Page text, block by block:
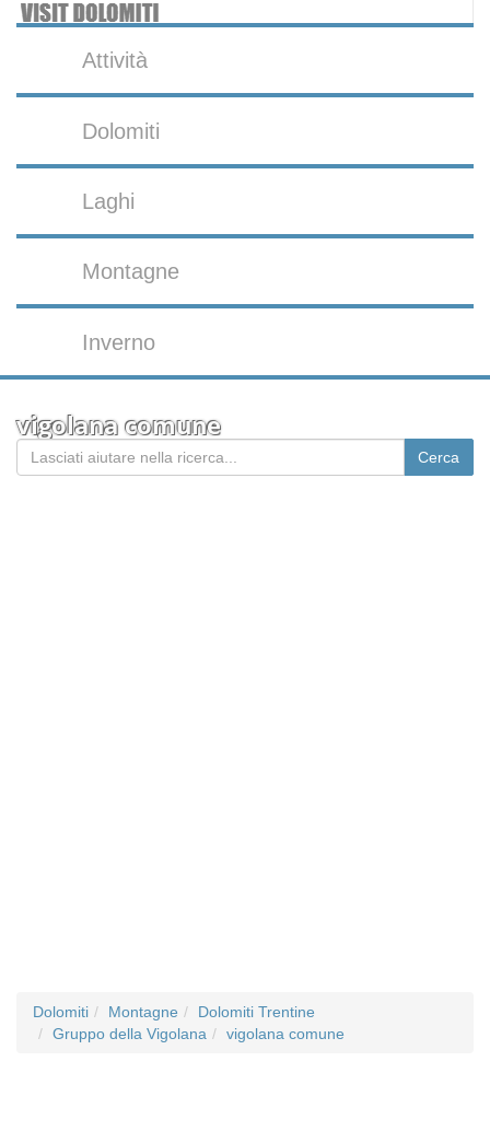
Attività
Dolomiti
Laghi
Montagne
Inverno
vigolana comune
Dolomiti Montagne
Dolomiti Trentine
Gruppo della Vigolana
vigolana comune